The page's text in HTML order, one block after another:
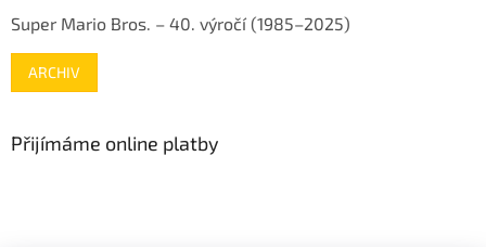
Super Mario Bros. – 40. výročí (1985–2025)
ARCHIV
Přijímáme online platby